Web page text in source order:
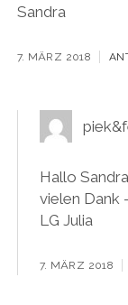
Sandra
7. MÄRZ 2018
Hallo Sandra,
vielen Dank
LG Julia
7. MÄRZ 2018